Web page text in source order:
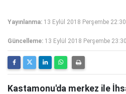
Yayınlanma: 13 Eylül 2018 Perşembe 22:30
Güncelleme: 13 Eylül 2018 Perşembe 23:30
Kastamonu'da merkez ile